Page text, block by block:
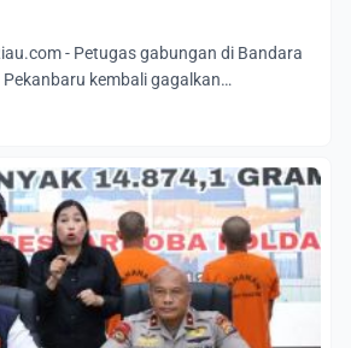
- Petugas gabungan di Bandara
kembali gagalkan